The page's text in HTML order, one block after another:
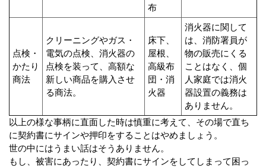
布
点検・
かたり
商法
クリーニングやガス・
電気の点検、消火器の
点検を装って、高額な
新しい商品を購入させ
る商法。
床下、
屋根、
高級布
団・消
火器
消火器に関して
は、消防署員が
物の販売にくる
ことはなく、個
人家庭では消火
器設置の義務は
ありません。
以上の様な事柄に直面した時は慎重に考えて、その場で直ち
に契約書にサインや押印をすることはやめましょう。
世の中にはうまい話はそうありません。
もし、被害にあったり、契約書にサインをしてしまって困っ